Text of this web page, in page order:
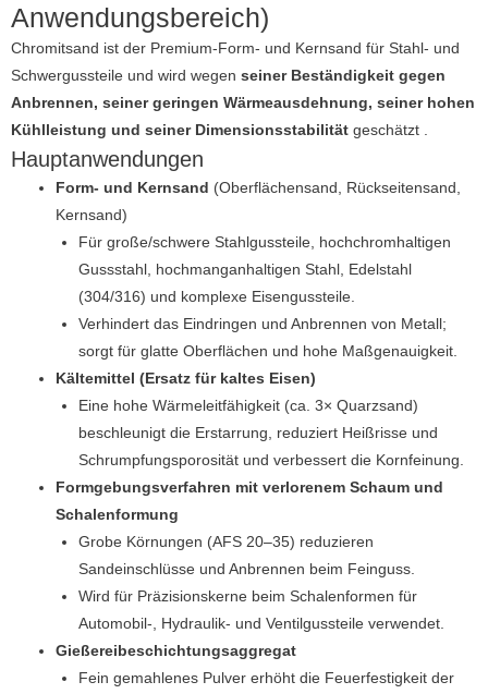
Anwendungsbereich)
Chromitsand ist der Premium-Form- und Kernsand für Stahl- und
Schwergussteile und wird wegen seiner Beständigkeit gegen
Anbrennen, seiner geringen Wärmeausdehnung, seiner hohen
Kühlleistung und seiner Dimensionsstabilität geschätzt .
Hauptanwendungen
Form- und Kernsand (Oberflächensand, Rückseitensand,
Kernsand)
Für große/schwere Stahlgussteile, hochchromhaltigen
Gussstahl, hochmanganhaltigen Stahl, Edelstahl
(304/316) und komplexe Eisengussteile.
Verhindert das Eindringen und Anbrennen von Metall;
sorgt für glatte Oberflächen und hohe Maßgenauigkeit.
Kältemittel (Ersatz für kaltes Eisen)
Eine hohe Wärmeleitfähigkeit (ca. 3× Quarzsand)
beschleunigt die Erstarrung, reduziert Heißrisse und
Schrumpfungsporosität und verbessert die Kornfeinung.
Formgebungsverfahren mit verlorenem Schaum und
Schalenformung
Grobe Körnungen (AFS 20–35) reduzieren
Sandeinschlüsse und Anbrennen beim Feinguss.
Wird für Präzisionskerne beim Schalenformen für
Automobil-, Hydraulik- und Ventilgussteile verwendet.
Gießereibeschichtungsaggregat
Fein gemahlenes Pulver erhöht die Feuerfestigkeit der